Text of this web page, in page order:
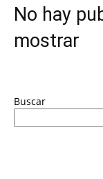
No hay
mostrar
Buscar